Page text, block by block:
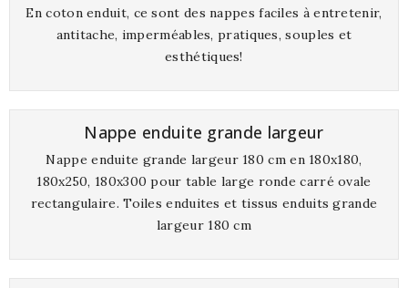
En coton enduit, ce sont des nappes faciles à entretenir,
antitache, imperméables, pratiques, souples et
esthétiques!
Nappe enduite grande largeur
Nappe enduite grande largeur 180 cm en 180x180,
180x250, 180x300 pour table large ronde carré ovale
rectangulaire. Toiles enduites et tissus enduits grande
largeur 180 cm